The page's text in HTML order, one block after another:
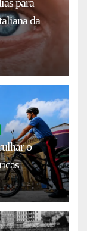
para
da
o